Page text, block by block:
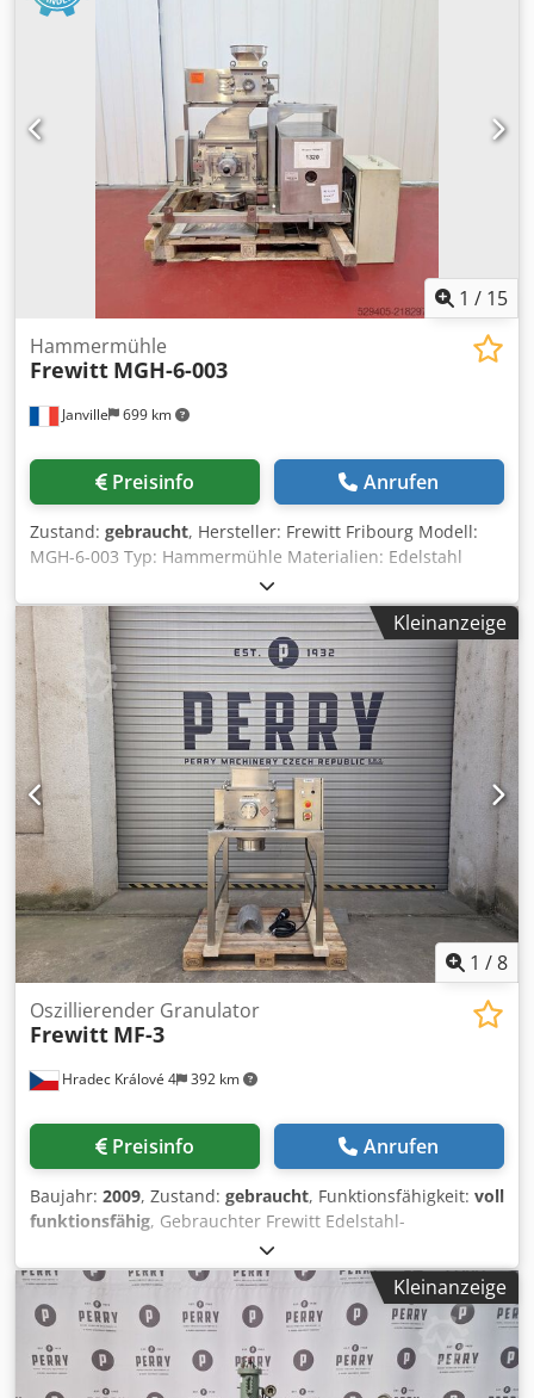
1 / 15
Janville 699 km
Hammermühle
Frewitt MGH-6-003
Preisinfo Anrufen
Zustand: gebraucht, Hersteller: Frewitt Fribourg Modell:
MGH-6-003 Typ: Hammermühle Materialien: Edelstahl
Klassifizierung: ATEX Dkjdpsy Ihdtefx Ab Ejr Motor Felten &
Guilleaume: 4 kW Rotor-Mahlwerkzeug: 260 mm
Mahlkammer-Tiefe: 19 cm Produktausgang: Ø 250 mm
Produkzufuhr -> Drehschleuse: Frewitt DR 0150 3 (0,12 kW)
Verschiedene Siebe im Lieferumfang: 400 - 425 - 450 - 500
µm.
Kleinanzeige
1 /8
Hradec Králové 4 392 km
Oszillierender Granulator
Frewitt MF-3
Preisinfo Anrufen
Baujahr: 2009, Zustand: gebraucht, Funktionsfähigkeit: voll
funktionsfähig, Gebrauchter Frewitt Edelstahl-
Oszillationsgranulator, Modell MF3. - Hersteller: FREWITT
(Schweiz) - Modell: DM - MF 3 Dedpfjyzhm Uox Ab Eokr -
Antrieb: 1,1 kW, mechanisches stufenloses Getriebe mit
Ausgangsdrehzahl von 48–257 U/min - Schutz: ATEX-
zertifiziert, Staubgruppe: innen II 1D, außen II 2D, IP65, T3
= 200°C - Sonstiges: Montiert auf Edelstahltisch.
Kleinanzeige